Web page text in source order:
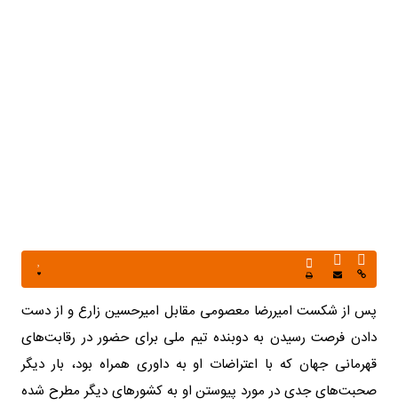
پس از شکست امیررضا معصومی مقابل امیرحسین زارع و از دست
دادن فرصت رسیدن به دوبنده تیم ملی برای حضور در رقابت‌های
قهرمانی جهان که با اعتراضات او به داوری همراه بود، بار دیگر
صحبت‌های جدی در مورد پیوستن او به کشورهای دیگر مطرح شده